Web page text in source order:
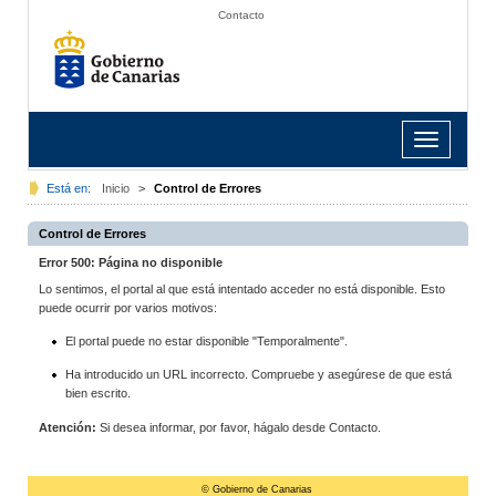
Contacto
Toggle
navigation
Está en: Inicio > Control de Errores
Control de Errores
Error 500: Página no disponible
Lo sentimos, el portal al que está intentado acceder no está disponible. Esto
puede ocurrir por varios motivos:
El portal puede no estar disponible "Temporalmente".
Ha introducido un URL incorrecto. Compruebe y asegúrese de que está
bien escrito.
Atención: Si desea informar, por favor, hágalo desde Contacto.
© Gobierno de Canarias